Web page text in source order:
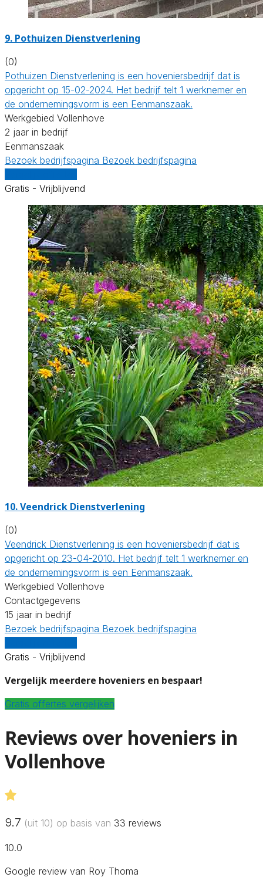
9. Pothuizen Dienstverlening
(0)
Pothuizen Dienstverlening is een hoveniersbedrijf dat is
opgericht op 15-02-2024. Het bedrijf telt 1 werknemer en
de ondernemingsvorm is een Eenmanszaak.
Werkgebied Vollenhove
2 jaar in bedrijf
Eenmanszaak
Bezoek bedrijfspagina Bezoek bedrijfspagina
Gratis - Vrijblijvend
10.Veendrick Dienstverlening
(0)
Veendrick Dienstverlening is een hoveniersbedrijf dat is
opgericht op 23-04-2010. Het bedrijf telt 1 werknemer en
de ondernemingsvorm is een Eenmanszaak.
Werkgebied Vollenhove
Contactgegevens
15 jaar in bedrijf
Bezoek bedrijfspagina Bezoek bedrijfspagina
Gratis - Vrijblijvend
Vergelijk meerdere hoveniers en bespaar!
Gratis offertes vergelijken
Reviews over hoveniers in
Vollenhove
9.7 (uit 10) op basis van 33 reviews
10.0
Google review van Roy Thoma